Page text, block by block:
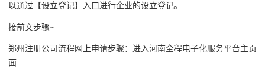
以通过【设立登记】入口进行企业的设立登记。
接前文步骤~
郑州注册公司流程网上申请步骤：进入河南全程电子化服务平台主页
面